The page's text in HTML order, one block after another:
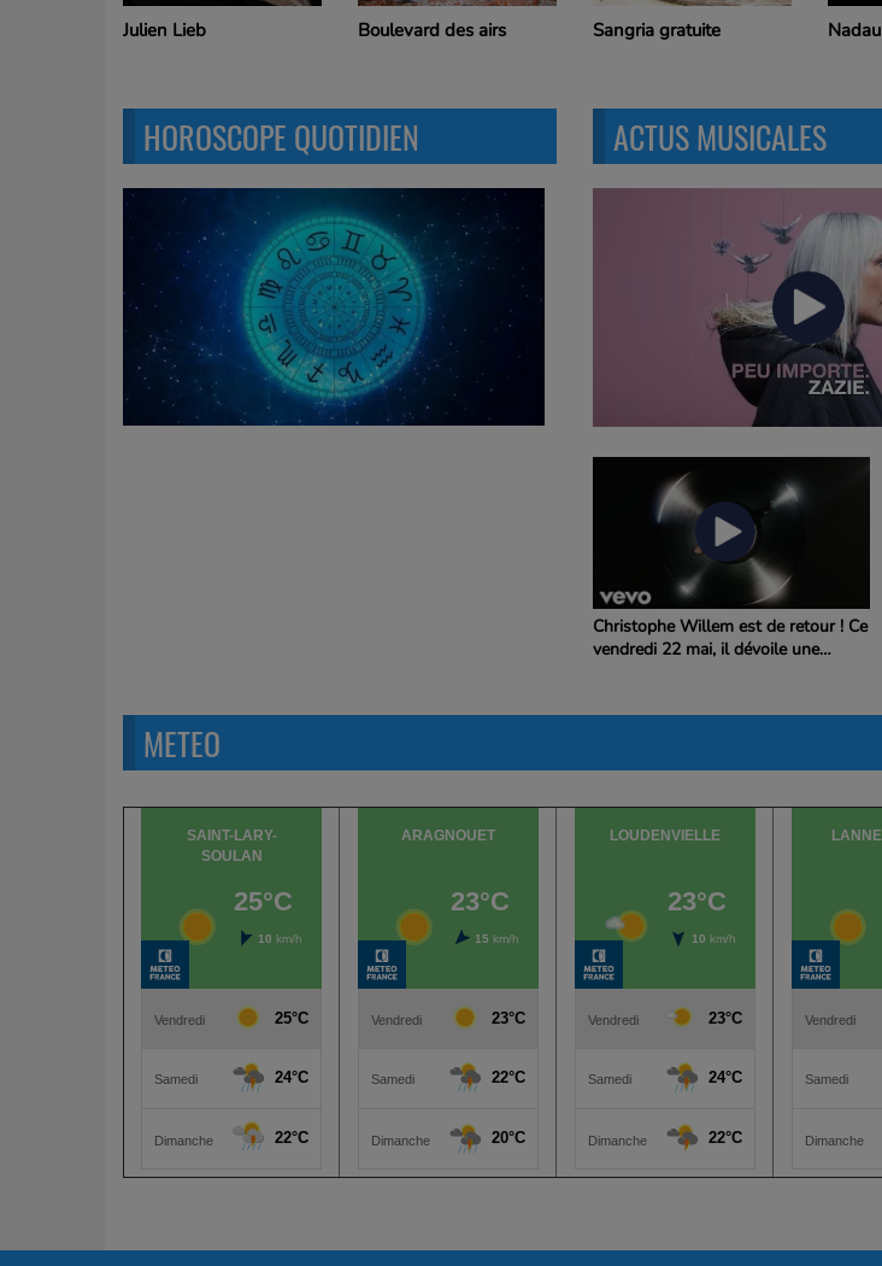
Julien Lieb Boulevard des airs Sangria gratuite Nadau
HOROSCOPE QUOTIDIEN ACTUS MUSICALES
Christophe Willem est de retour ! Ce
vendredi 22 mai, il dévoile une
METEO